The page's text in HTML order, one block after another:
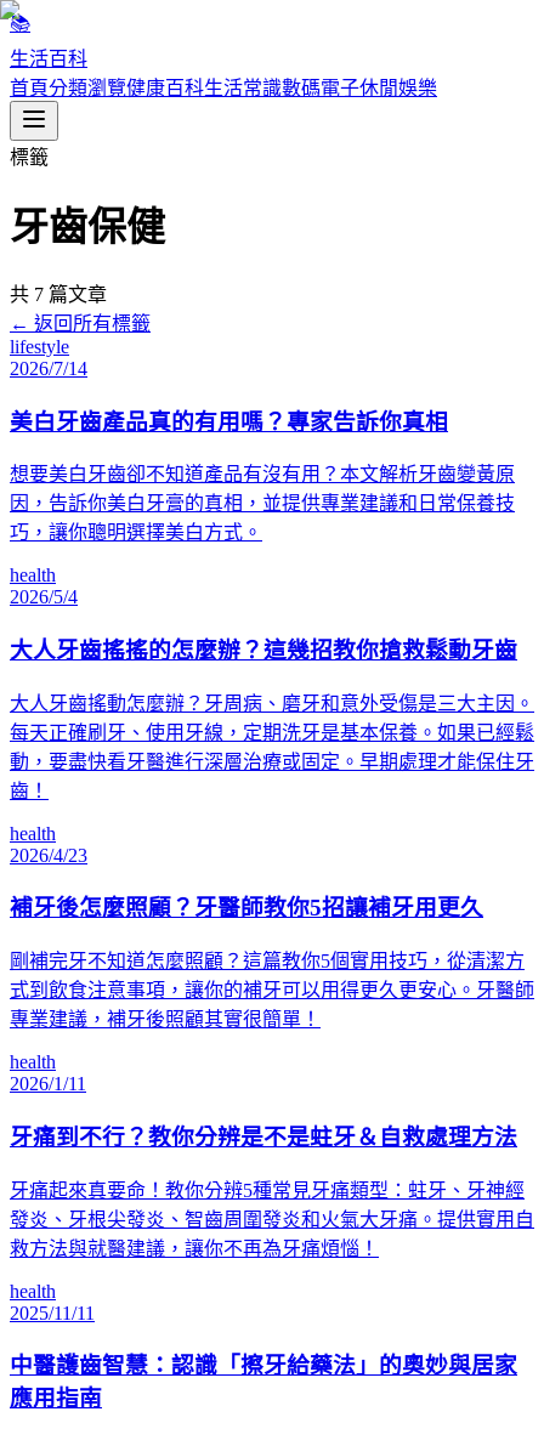
📚
生活百科
首頁分類瀏覽健康百科生活常識數碼電子休閒娛樂
標籤
牙齒保健
共 7 篇文章
← 返回所有標籤
lifestyle
2026/7/14
美白牙齒產品真的有用嗎？專家告訴你真相
想要美白牙齒卻不知道產品有沒有用？本文解析牙齒變黃原
因，告訴你美白牙膏的真相，並提供專業建議和日常保養技
巧，讓你聰明選擇美白方式。
health
2026/5/4
大人牙齒搖搖的怎麼辦？這幾招教你搶救鬆動牙齒
大人牙齒搖動怎麼辦？牙周病、磨牙和意外受傷是三大主因。
每天正確刷牙、使用牙線，定期洗牙是基本保養。如果已經鬆
動，要盡快看牙醫進行深層治療或固定。早期處理才能保住牙
齒！
health
2026/4/23
補牙後怎麼照顧？牙醫師教你5招讓補牙用更久
剛補完牙不知道怎麼照顧？這篇教你5個實用技巧，從清潔方
式到飲食注意事項，讓你的補牙可以用得更久更安心。牙醫師
專業建議，補牙後照顧其實很簡單！
health
2026/1/11
牙痛到不行？教你分辨是不是蛀牙＆自救處理方法
牙痛起來真要命！教你分辨5種常見牙痛類型：蛀牙、牙神經
發炎、牙根尖發炎、智齒周圍發炎和火氣大牙痛。提供實用自
救方法與就醫建議，讓你不再為牙痛煩惱！
health
2025/11/11
中醫護齒智慧：認識「擦牙給藥法」的奧妙與居家
應用指南